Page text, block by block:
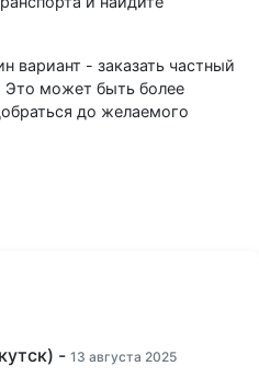
вариант - заказать частный
Это может быть более
до желаемого
- 13 августа 2025